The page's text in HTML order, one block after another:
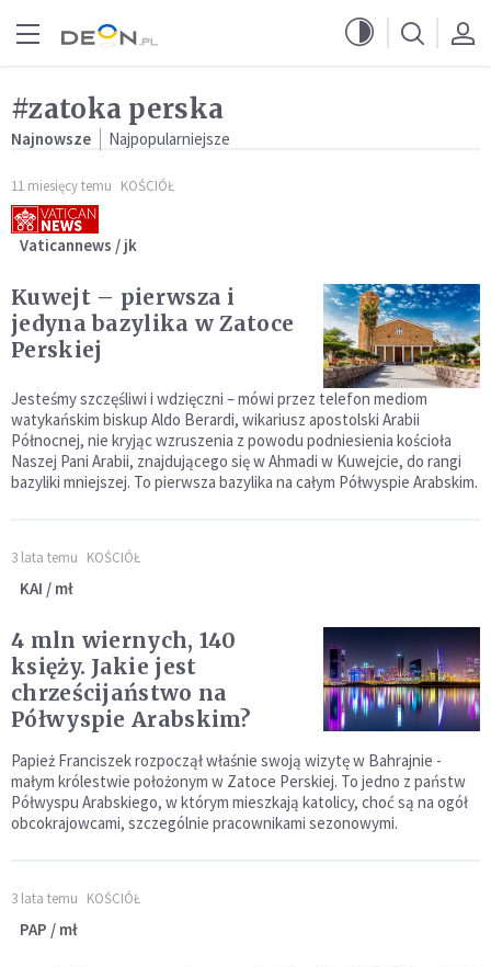
#zatoka perska
Najnowsze Najpopularniejsze
11 miesięcy temu KOŚCIÓŁ
Vaticannews / jk
Kuwejt – pierwsza i
jedyna bazylika w Zatoce
Perskiej
Jesteśmy szczęśliwi i wdzięczni – mówi przez telefon mediom
watykańskim biskup Aldo Berardi, wikariusz apostolski Arabii
Północnej, nie kryjąc wzruszenia z powodu podniesienia kościoła
Naszej Pani Arabii, znajdującego się w Ahmadi w Kuwejcie, do rangi
bazyliki mniejszej. To pierwsza bazylika na całym Półwyspie Arabskim.
3 lata temu KOŚCIÓŁ
KAI / mł
4 mln wiernych, 140
księży. Jakie jest
chrześcijaństwo na
Półwyspie Arabskim?
Papież Franciszek rozpoczął właśnie swoją wizytę w Bahrajnie -
małym królestwie położonym w Zatoce Perskiej. To jedno z państw
Półwyspu Arabskiego, w którym mieszkają katolicy, choć są na ogół
obcokrajowcami, szczególnie pracownikami sezonowymi.
3 lata temu KOŚCIÓŁ
PAP / mł